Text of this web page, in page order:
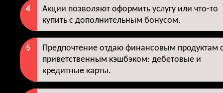
Акции позволяют оформить услугу или что-то
купить с дополнительным бонусом.
Предпочтение отдаю финансовым продуктам
приветственным кэшбэком: дебетовые и
кредитные карты.